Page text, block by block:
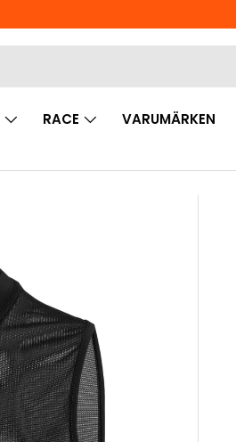
RACE VARUMÄRKEN